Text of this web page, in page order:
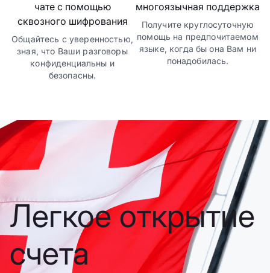
чате с помощью
сквозного шифрования
Общайтесь с уверенностью,
зная, что Ваши разговоры
конфиденциальны и
безопасны.
многоязычная поддержка
Получите круглосуточную
помощь на предпочитаемом
языке, когда бы она Вам ни
понадобилась.
Легкое открытие
счета